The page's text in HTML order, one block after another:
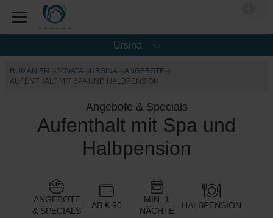
Ursina
RUMÄNIEN SOVATA URSINA
ANGEBOTE
AUFENTHALT MIT SPA UND HALBPENSION
Angebote & Specials
Aufenthalt mit Spa und
Halbpension
ANGEBOTE
& SPECIALS
AB € 90
MIN. 1
NÄCHTE
HALBPENSION